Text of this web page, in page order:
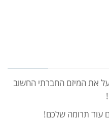
את המיזם החברתי החשוב
עוד תרומה שלכם!